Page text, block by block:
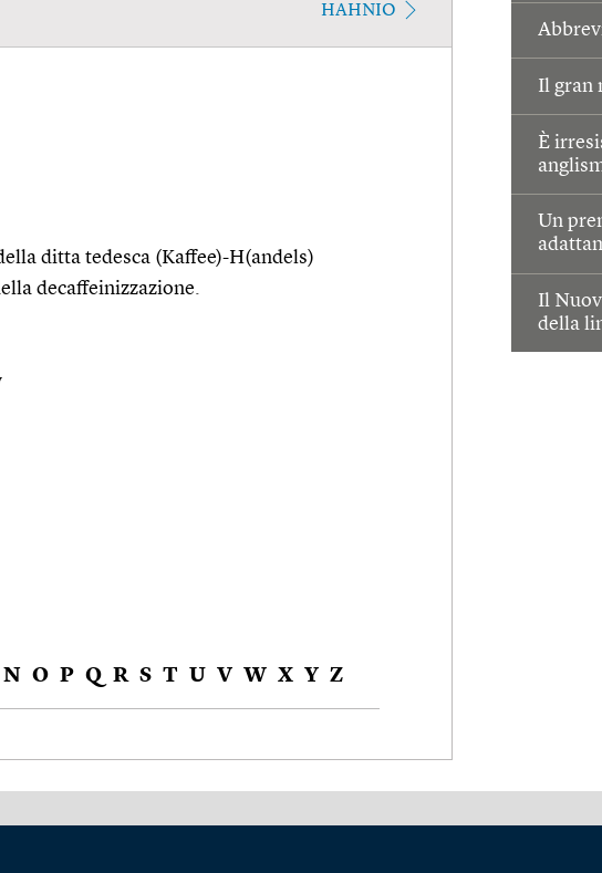
Il gran
È
Un
Il
della
HAHNIO
ditta tedesca (Kaffee)-H(andels)
decaffeinizzazione.
N O P Q R S T U V W X Y Z